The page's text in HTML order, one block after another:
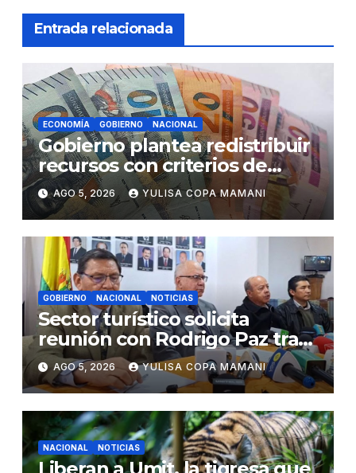
Entrada relacionada
ECONOMÍA GOBIERNO NACIONAL
Gobierno plantea redistribuir
recursos con criterios de
eficiencia y esfuerzo fiscal
AGO 5, 2026 YULISA COPA MAMANI
GOBIERNO NACIONAL NOTICIAS
Sector turístico solicita
reunión con Rodrigo Paz tras
cambios en la administración
del turismo
AGO 5, 2026 YULISA COPA MAMANI
NACIONAL NOTICIAS